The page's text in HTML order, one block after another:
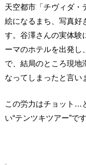
天空都市「チヴィダ・
絵になるまち、写真好
す。谷澤さんの実体験
ーマのホテルを出発し
で、結局のところ現地
なってしまったと言い
この労力はチョット…
い“テンツキツアー”で